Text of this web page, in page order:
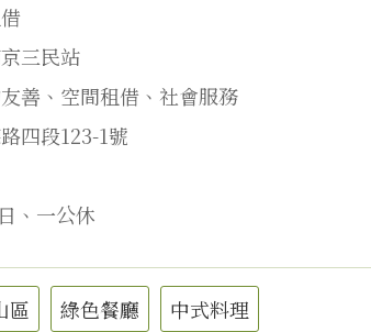
三民站
善、空間租借、社會服務
四段123-1號
、一公休
區 綠色餐廳 中式料理